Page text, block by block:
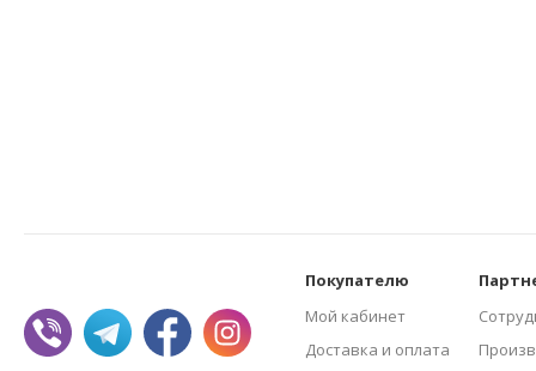
Покупателю
Мой кабинет
Доставка и оплата